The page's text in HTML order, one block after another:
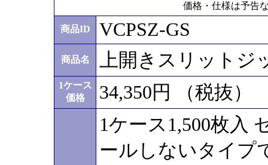
価格・仕様は予告
商品ID VCPSZ-GS
商品名 上開きスリットジ
1ケース
価格
34,350円 （税抜）
1ケース1,500枚入
ールしないタイプ